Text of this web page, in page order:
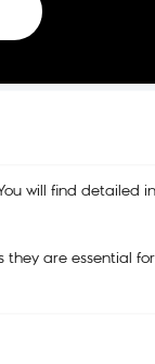
will find detailed
they are essential
คูปอง